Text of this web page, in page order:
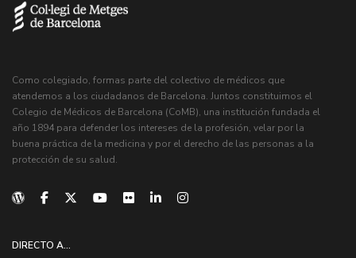
Como colegiado, formas parte del colectivo de médicos que
atendemos a los ciudadanos de Barcelona. Juntos constituimos el
Colegio de Médicos de Barcelona (CoMB), una institución fundada el
año 1894 para defender los intereses de la profesión, velar por la
buena práctica de la medicina y por el derecho de las personas a la
protección de su salud.
DIRECTO A...